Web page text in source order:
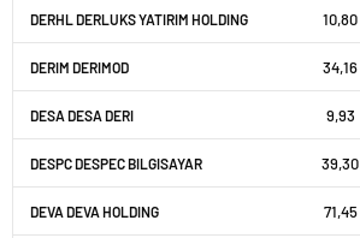
DERHL DERLUKS YATIRIM HOLDING 10,80
DERIM DERIMOD 34,16
DESA DESA DERI 9,93
DESPC DESPEC BILGISAYAR 39,30
DEVA DEVA HOLDING 71,45